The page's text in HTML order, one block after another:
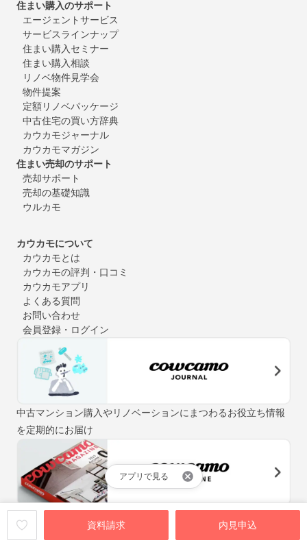
資料請求 内見申込
アプリで見る
住まい購入のサポート
エージェントサービス
サービスラインナップ
住まい購入セミナー
住まい購入相談
リノベ物件見学会
物件提案
定額リノベパッケージ
中古住宅の買い方辞典
カウカモジャーナル
カウカモマガジン
住まい売却のサポート
売却サポート
売却の基礎知識
ウルカモ
カウカモについて
カウカモとは
カウカモの評判・口コミ
カウカモアプリ
よくある質問
お問い合わせ
会員登録・ログイン
中古マンション購入やリノベーションにまつわるお役立ち情報
を定期的にお届け
「街と暮らしの先輩マガジン」をテーマに、自分らしい住まい
探しをお手伝いするウェブマガジン